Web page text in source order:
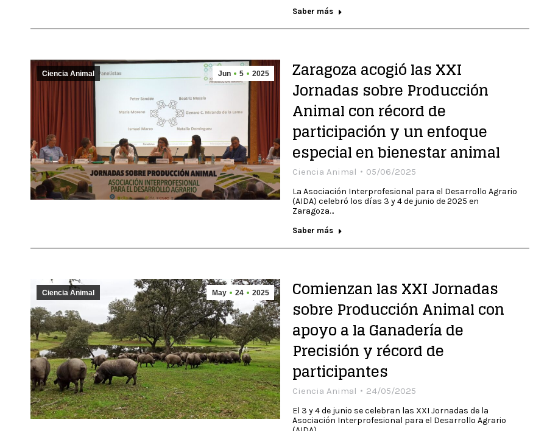
Saber más
Jun 5 2025
Ciencia Animal Zaragoza acogió las XXI
Jornadas sobre Producción
Animal con récord de
participación y un enfoque
especial en bienestar animal
Ciencia Animal 05/06/2025
La Asociación Interprofesional para el Desarrollo Agrario
(AIDA) celebró los días 3 y 4 de junio de 2025 en
Zaragoza…
Saber más
May 24 2025
Ciencia Animal Comienzan las XXI Jornadas
sobre Producción Animal con
apoyo a la Ganadería de
Precisión y récord de
participantes
Ciencia Animal 24/05/2025
El 3 y 4 de junio se celebran las XXI Jornadas de la
Asociación Interprofesional para el Desarrollo Agrario